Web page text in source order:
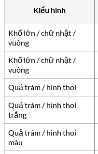
Kiểu hình
Khổ lớn / chữ nhật /
vuông
Khổ lớn / chữ nhật /
vuông
Quả trám / hình thoi
Quả trám / hình thoi
trắng
Quả trám / hình thoi
màu